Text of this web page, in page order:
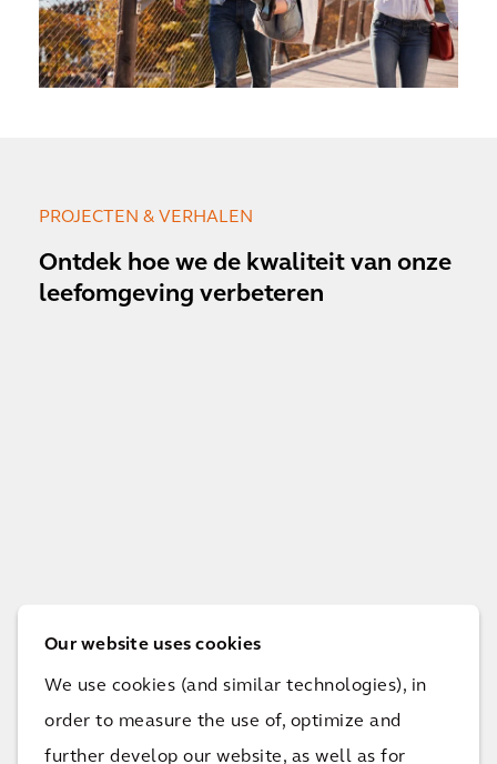
Our website uses cookies
We use cookies (and similar technologies), in
order to measure the use of, optimize and
further develop our website, as well as for
PROJECTEN & VERHALEN
Ontdek hoe we de kwaliteit van onze
leefomgeving verbeteren
Leer hier hoe we onze klanten helpen hun
doelen te halen.